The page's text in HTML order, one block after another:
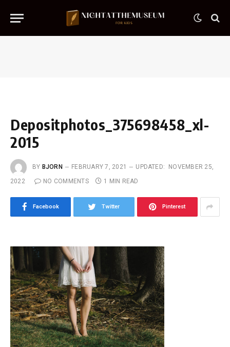
Depositphotos_375698458_xl-
2015
BY BJORN FEBRUARY 7, 2021 UPDATED:
NOVEMBER 25,
2022
NO COMMENTS 1 MIN READ
Facebook Twitter Pinterest